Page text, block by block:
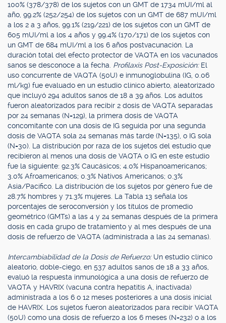
100% (378/378) de los sujetos con un GMT de 1734 mUI/ml al
año, 99.2% (252/254) de los sujetos con un GMT de 687 mUI/ml
a los 2 a 3 años, 99.1% (219/221) de los sujetos con un GMT de
605 mUI/ml a los 4 años y 99.4% (170/171) de los sujetos con
un GMT de 684 mUI/ml a los 6 años postvacunación. La
duración total del efecto protector de VAQTA en los vacunados
sanos se desconoce a la fecha. Profilaxis Post-Exposición: El
uso concurrente de VAQTA (50U) e inmunoglobulina (IG, 0.06
ml/kg) fue evaluado en un estudio clínico abierto, aleatorizado
que incluyó 294 adultos sanos de 18 a 39 años. Los adultos
fueron aleatorizados para recibir 2 dosis de VAQTA separadas
por 24 semanas (N=129), la primera dosis de VAQTA
concomitante con una dosis de IG seguida por una segunda
dosis de VAQTA sola 24 semanas más tarde (N=135), o IG sola
(N=30). La distribución por raza de los sujetos del estudio que
recibieron al menos una dosis de VAQTA o IG en este estudio
fue la siguiente: 92.3% Caucásicos; 4.0% Hispanoamericanos;
3.0% Afroamericanos; 0.3% Nativos Americanos; 0.3%
Asia/Pacífico. La distribución de los sujetos por género fue de
28.7% hombres y 71.3% mujeres. La Tabla 13 señala los
porcentajes de seroconversión y los títulos de promedio
geométrico (GMTs) a las 4 y 24 semanas después de la primera
dosis en cada grupo de tratamiento y al mes después de una
dosis de refuerzo de VAQTA (administrada a las 24 semanas).
Intercambiabilidad de la Dosis de Refuerzo: Un estudio clínico
aleatorio, doble-ciego, en 537 adultos sanos de 18 a 33 años,
evaluó la respuesta inmunológica a una dosis de refuerzo de
VAQTA y HAVRIX (vacuna contra hepatitis A, inactivada)
administrada a los 6 o 12 meses posteriores a una dosis inicial
de HAVRIX. Los sujetos fueron aleatorizados para recibir VAQTA
(50U) como una dosis de refuerzo a los 6 meses (N=232) o a los